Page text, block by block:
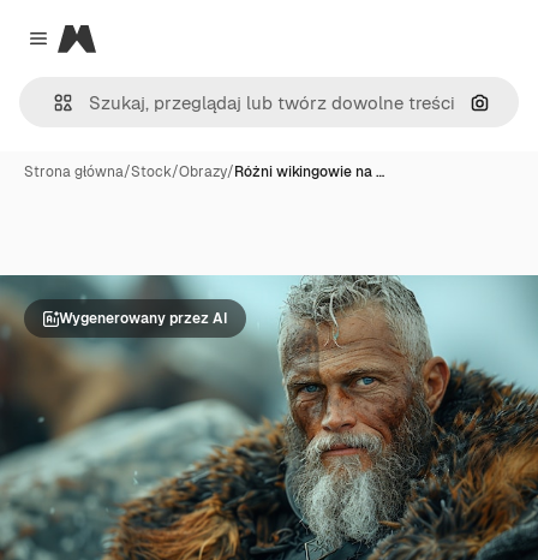
Close menu
Magnific
Szukaj
Strona główna/Stock/Obrazy/Różni wikingowie na …
Wygenerowany przez AI